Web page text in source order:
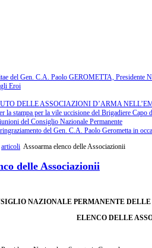
del Gen. C.A. Paolo GEROMETTA, Presidente
Eroi
DELLE ASSOCIAZIONI D’ARMA
la stampa per la vile uccisione del Brigadiere Capo
del Consiglio Nazionale Permanente
del Gen. C.A. Paolo Gerometta in
articoli Assoarma elenco delle Associazionii
delle Associazionii
NAZIONALE PERMANENTE
ELENCO DELLE